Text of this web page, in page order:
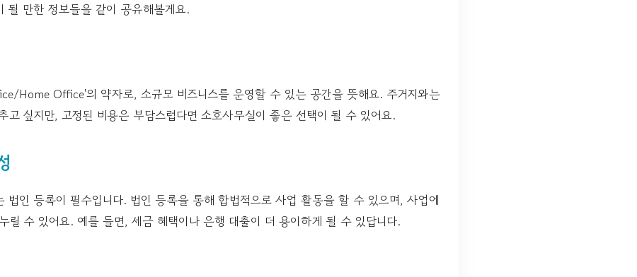
될 만한 정보들을 같이 공유해볼게요.
Home Office'의 약자로, 소규모 비즈니스를 운영할 수 있는 공간을 뜻해요. 주거지와는
고 싶지만, 고정된 비용은 부담스럽다면 소호사무실이 좋은 선택이 될 수 있어요.
법인 등록이 필수입니다. 법인 등록을 통해 합법적으로 사업 활동을 할 수 있으며, 사업에
릴 수 있어요. 예를 들면, 세금 혜택이나 은행 대출이 더 용이하게 될 수 있답니다.